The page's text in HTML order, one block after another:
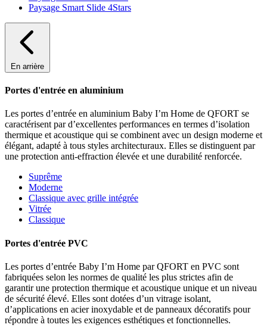
Paysage Smart Slide 4Stars
En arrière
Portes d'entrée en aluminium
Les portes d’entrée en aluminium Baby I’m Home de QFORT se
caractérisent par d’excellentes performances en termes d’isolation
thermique et acoustique qui se combinent avec un design moderne et
élégant, adapté à tous styles architecturaux. Elles se distinguent par
une protection anti-effraction élevée et une durabilité renforcée.
Suprême
Moderne
Classique avec grille intégrée
Vitrée
Classique
Portes d'entrée PVC
Les portes d’entrée Baby I’m Home par QFORT en PVC sont
fabriquées selon les normes de qualité les plus strictes afin de
garantir une protection thermique et acoustique unique et un niveau
de sécurité élevé. Elles sont dotées d’un vitrage isolant,
d’applications en acier inoxydable et de panneaux décoratifs pour
répondre à toutes les exigences esthétiques et fonctionnelles.